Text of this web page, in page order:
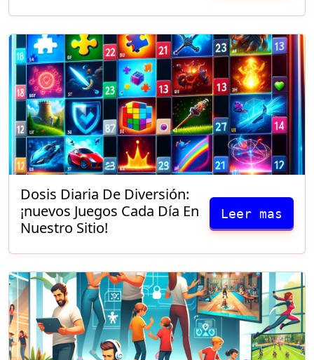
Dosis Diaria De Diversión:
¡nuevos Juegos Cada Día En
Nuestro Sitio!
Leer mas